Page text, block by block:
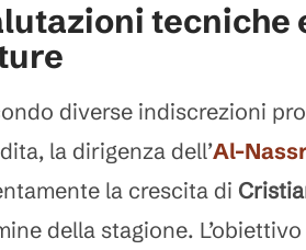
tecniche
diverse indiscrezioni
la dirigenza dell’Al-
la crescita di
della stagione.